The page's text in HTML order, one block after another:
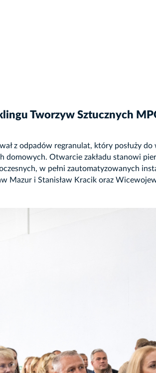
Tworzyw Sztucznych
z odpadów regranulat, który posłuży
Otwarcie zakładu stanowi
w pełni zautomatyzowanych
Mazur i Stanisław Kracik oraz